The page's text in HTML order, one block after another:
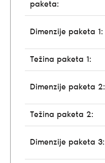
paketa:
Dimenzije paketa 1:
Težina paketa 1:
Dimenzije paketa 2:
Težina paketa 2:
Dimenzije paketa 3: